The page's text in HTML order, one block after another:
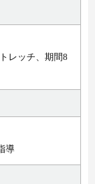
レッチ、期間8
導